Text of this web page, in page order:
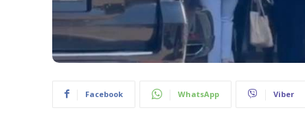
Facebook WhatsApp Viber